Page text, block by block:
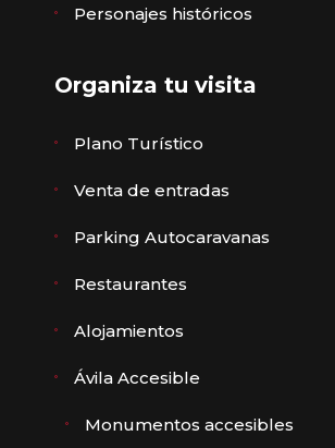
Personajes históricos
Organiza tu visita
Plano Turístico
Venta de entradas
Parking Autocaravanas
Restaurantes
Alojamientos
Ávila Accesible
Monumentos accesibles